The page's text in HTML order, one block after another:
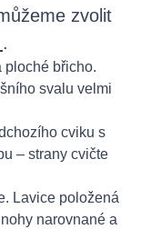
zvolit
.
ploché břicho.
svalu velmi
cviku s
– strany cvičte
Lavice položená
narovnané a